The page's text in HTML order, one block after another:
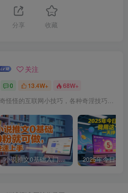
分享 收藏
关注
0 13.4W+ 68W+
分享一些奇奇怪怪的互联网小技巧，各种奇淫技巧都在本站。
小说推文0基础入门教程，0粉就可做，快速上手